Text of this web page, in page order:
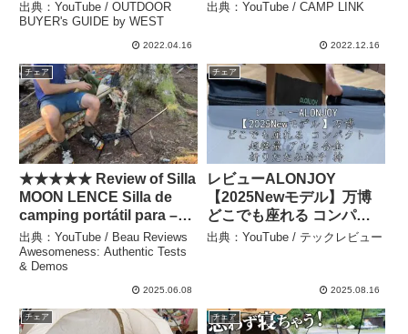
BUYER’s GUIDE by
出典：YouTube / OUTDOOR
BUYER's GUIDE by WEST
2022.04.16
出典：YouTube / CAMP LINK
2022.12.16
チェア
★★★★★ Review of Silla
MOON LENCE Silla de
camping portátil para –
Beau Reviews
Awesomeness: Authentic
Tests & Demos
出典：YouTube / Beau Reviews
Awesomeness: Authentic Tests
& Demos
2025.06.08
チェア
レビューALONJOY
【2025Newモデル】万博
どこでも座れる コンパク
ト 超軽量 アルミ合金 折り
一体型 携帯チェア キャン
プ 椅子 日本語 – テックレ
ビュー
出典：YouTube / テックレビュー
2025.08.16
チェア チェア